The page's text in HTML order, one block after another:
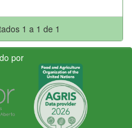
1 a 1 de 1
por